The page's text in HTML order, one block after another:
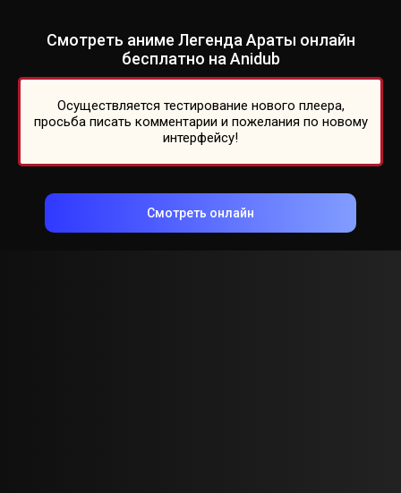
Смотреть аниме Легенда Араты онлайн
бесплатно на Anidub
Осуществляется тестирование нового плеера,
просьба писать комментарии и пожелания по новому
интерфейсу!
Смотреть онлайн